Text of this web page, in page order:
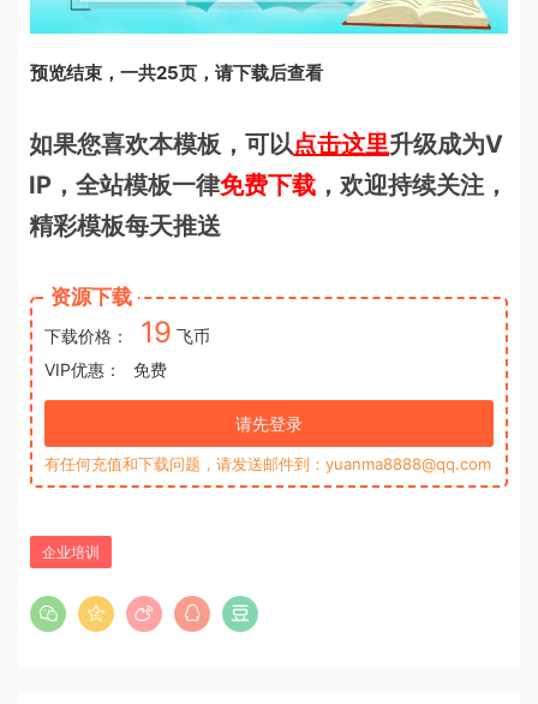
预览结束，一共25页，请下载后查看
如果您喜欢本模板，可以点击这里升级成为V
IP，全站模板一律免费下载 ，欢迎持续关注，
精彩模板每天推送
资源下载
下载价格： 19 飞币
VIP优惠：
免费
请先登录
有任何充值和下载问题，请发送邮件到：yuanma8888@qq.com
企业培训